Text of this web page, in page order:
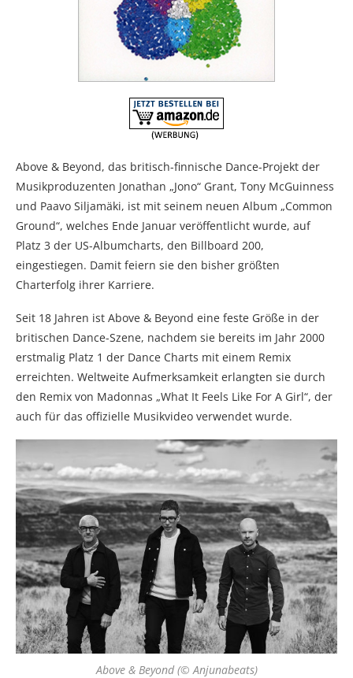
Above & Beyond, das britisch-finnische Dance-Projekt der
Musikproduzenten Jonathan „Jono“ Grant, Tony McGuinness
und Paavo Siljamäki, ist mit seinem neuen Album „Common
Ground“, welches Ende Januar veröffentlicht wurde, auf
Platz 3 der US-Albumcharts, den Billboard 200,
eingestiegen. Damit feiern sie den bisher größten
Charterfolg ihrer Karriere.
Seit 18 Jahren ist Above & Beyond eine feste Größe in der
britischen Dance-Szene, nachdem sie bereits im Jahr 2000
erstmalig Platz 1 der Dance Charts mit einem Remix
erreichten. Weltweite Aufmerksamkeit erlangten sie durch
den Remix von Madonnas „What It Feels Like For A Girl“, der
auch für das offizielle Musikvideo verwendet wurde.
Above & Beyond (© Anjunabeats)